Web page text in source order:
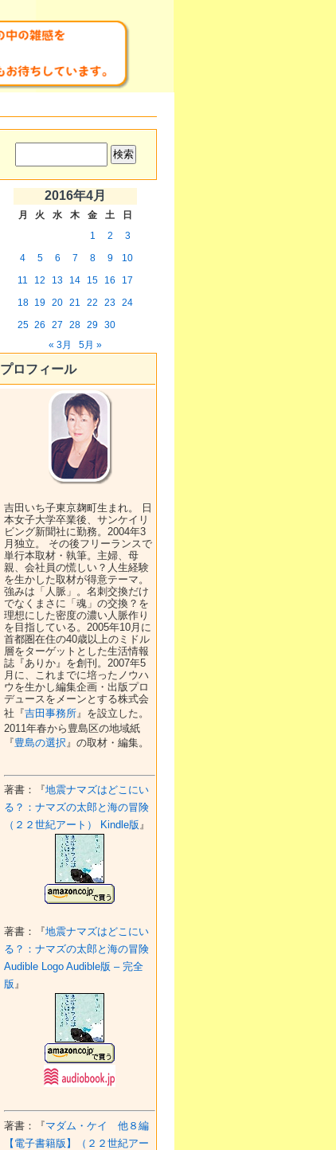
2016年4月
月 火 水 木 金 土
日
1
2
3
4
5 6 7 8 9
10
11
12 13 14 15 16
17
18
19 20 21 22 23 24
25 26 27 28 29 30
« 3月
5月 »
プロフィール
吉田いち子東京麹町生まれ。 日
本女子大学卒業後、サンケイリ
ビング新聞社に勤務。2004年3
月独立。 その後フリーランスで
単行本取材・執筆。主婦、母
親、会社員の慌しい？人生経験
を生かした取材が得意テーマ。
強みは「人脈」。名刺交換だけ
でなくまさに「魂」の交換？を
理想にした密度の濃い人脈作り
を目指している。2005年10月に
首都圏在住の40歳以上のミドル
層をターゲットとした生活情報
誌『ありか』を創刊。2007年5
月に、これまでに培ったノウハ
ウを生かし編集企画・出版プロ
デュースをメーンとする株式会
社『吉田事務所』を設立した。
2011年春から豊島区の地域紙
『豊島の選択』の取材・編集。
著書：『地震ナマズはどこにい
る？：ナマズの太郎と海の冒険
（２２世紀アート） Kindle版』
著書：『地震ナマズはどこにい
る？：ナマズの太郎と海の冒険
Audible Logo Audible版 – 完全
版』
著書：『マダム・ケイ 他８編
【電子書籍版】（２２世紀アー